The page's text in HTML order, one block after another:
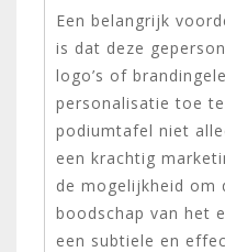
Een belangrijk
is dat deze
logo’s of
personalisatie toe
podiumtafel niet
een krachtig
de mogelijkheid om
boodschap van het
een subtiele en